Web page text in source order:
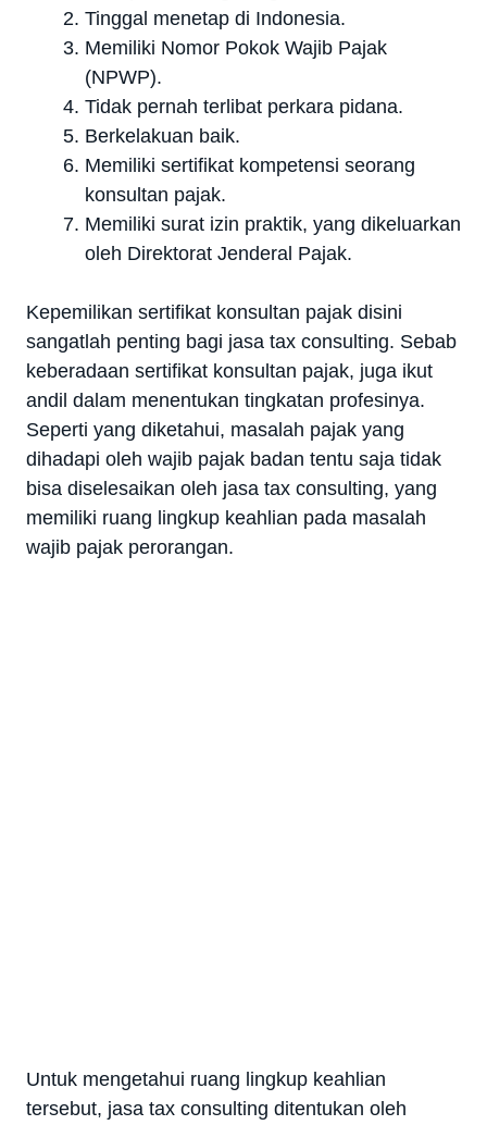
Tinggal menetap di Indonesia.
Memiliki Nomor Pokok Wajib Pajak
(NPWP).
Tidak pernah terlibat perkara pidana.
Berkelakuan baik.
Memiliki sertifikat kompetensi seorang
konsultan pajak.
Memiliki surat izin praktik, yang dikeluarkan
oleh Direktorat Jenderal Pajak.
Kepemilikan sertifikat konsultan pajak disini
sangatlah penting bagi jasa tax consulting. Sebab
keberadaan sertifikat konsultan pajak, juga ikut
andil dalam menentukan tingkatan profesinya.
Seperti yang diketahui, masalah pajak yang
dihadapi oleh wajib pajak badan tentu saja tidak
bisa diselesaikan oleh jasa tax consulting, yang
memiliki ruang lingkup keahlian pada masalah
wajib pajak perorangan.
Untuk mengetahui ruang lingkup keahlian
tersebut, jasa tax consulting ditentukan oleh